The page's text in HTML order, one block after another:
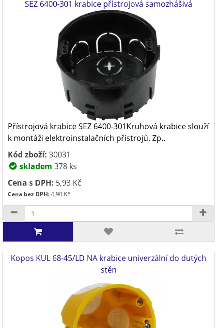
SEZ 6400-301 krabice přístrojová samozhášivá
Přístrojová krabice SEZ 6400-301Kruhová krabice slouží
k montáži elektroinstalačních přístrojů. Zp..
Kód zboží: 30031
skladem 378 ks
Cena s DPH: 5,93 Kč
Cena bez DPH:4,90 Kč
Kopos KUL 68-45/LD NA krabice univerzální do dutých
stěn